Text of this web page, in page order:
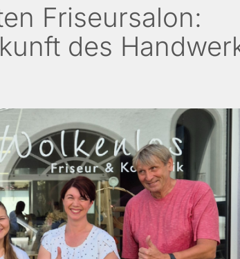
Friseursalon:
des